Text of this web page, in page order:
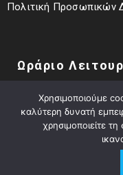
Πολιτική Προσωπικών
Ωράριο
Δευτέρα – Παρασκευή
9:00 π.μ. έως 18:00
©2016-2021 -
Χρησιμοποιούμε
καλύτερη δυνατή
χρησιμοποιείτε